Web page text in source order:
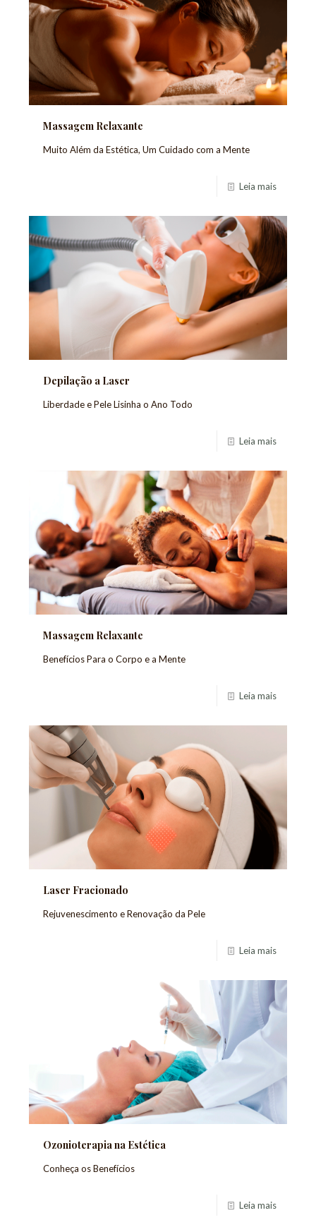
Massagem Relaxante
Muito Além da Estética, Um Cuidado com a Mente
Leia mais
Depilação a Laser
Liberdade e Pele Lisinha o Ano Todo
Leia mais
Massagem Relaxante
Benefícios Para o Corpo e a Mente
Leia mais
Laser Fracionado
Rejuvenescimento e Renovação da Pele
Leia mais
Ozonioterapia na Estética
Conheça os Benefícios
Leia mais